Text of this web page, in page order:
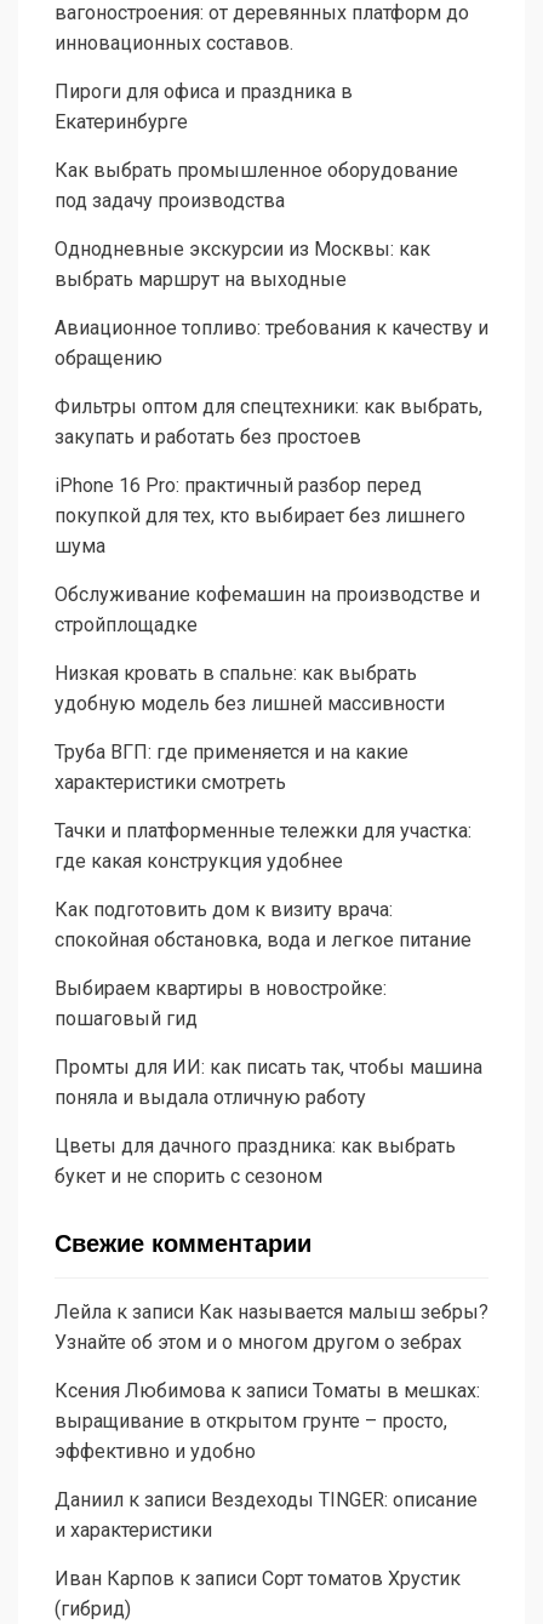
вагоностроения: от деревянных платформ до
инновационных составов.
Пироги для офиса и праздника в
Екатеринбурге
Как выбрать промышленное оборудование
под задачу производства
Однодневные экскурсии из Москвы: как
выбрать маршрут на выходные
Авиационное топливо: требования к качеству и
обращению
Фильтры оптом для спецтехники: как выбрать,
закупать и работать без простоев
iPhone 16 Pro: практичный разбор перед
покупкой для тех, кто выбирает без лишнего
шума
Обслуживание кофемашин на производстве и
стройплощадке
Низкая кровать в спальне: как выбрать
удобную модель без лишней массивности
Труба ВГП: где применяется и на какие
характеристики смотреть
Тачки и платформенные тележки для участка:
где какая конструкция удобнее
Как подготовить дом к визиту врача:
спокойная обстановка, вода и легкое питание
Выбираем квартиры в новостройке:
пошаговый гид
Промты для ИИ: как писать так, чтобы машина
поняла и выдала отличную работу
Цветы для дачного праздника: как выбрать
букет и не спорить с сезоном
Свежие комментарии
Лейла к записи Как называется малыш зебры?
Узнайте об этом и о многом другом о зебрах
Ксения Любимова к записи Томаты в мешках:
выращивание в открытом грунте – просто,
эффективно и удобно
Даниил к записи Вездеходы TINGER: описание
и характеристики
Иван Карпов к записи Сорт томатов Хрустик
(гибрид)